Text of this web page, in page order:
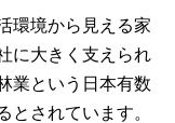
環境から見える家
に大きく支えられ
業という日本有数
とされています。